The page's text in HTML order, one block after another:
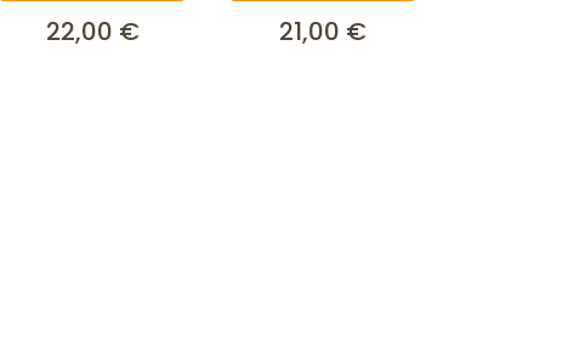
22,00 € 21,00 €